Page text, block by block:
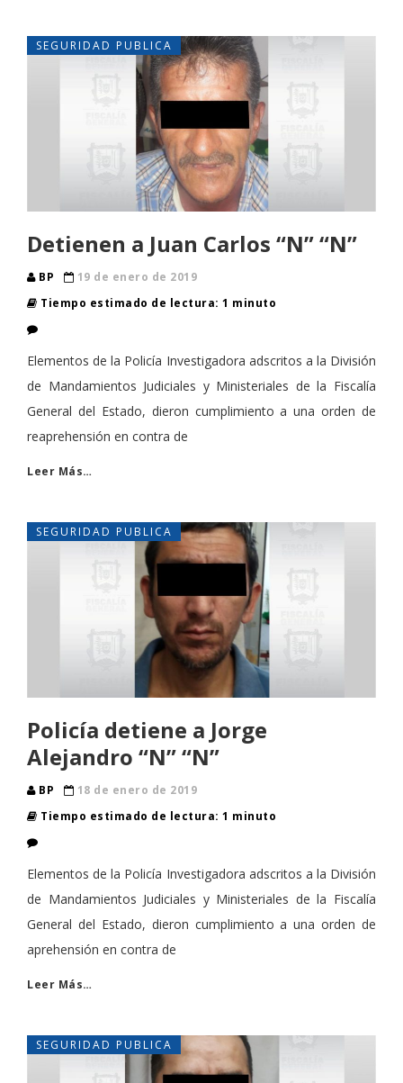
SEGURIDAD PUBLICA
Detienen a Juan Carlos “N” “N”
BP
19 de enero de 2019
Tiempo estimado de lectura: 1 minuto
Elementos de la Policía Investigadora adscritos a la División
de Mandamientos Judiciales y Ministeriales de la Fiscalía
General del Estado, dieron cumplimiento a una orden de
reaprehensión en contra de
Leer Más…
SEGURIDAD PUBLICA
Policía detiene a Jorge
Alejandro “N” “N”
BP
18 de enero de 2019
Tiempo estimado de lectura: 1 minuto
Elementos de la Policía Investigadora adscritos a la División
de Mandamientos Judiciales y Ministeriales de la Fiscalía
General del Estado, dieron cumplimiento a una orden de
aprehensión en contra de
Leer Más…
SEGURIDAD PUBLICA